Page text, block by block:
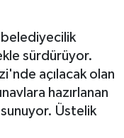
sürdürüyor.
açılacak olan
hazırlanan
Üstelik